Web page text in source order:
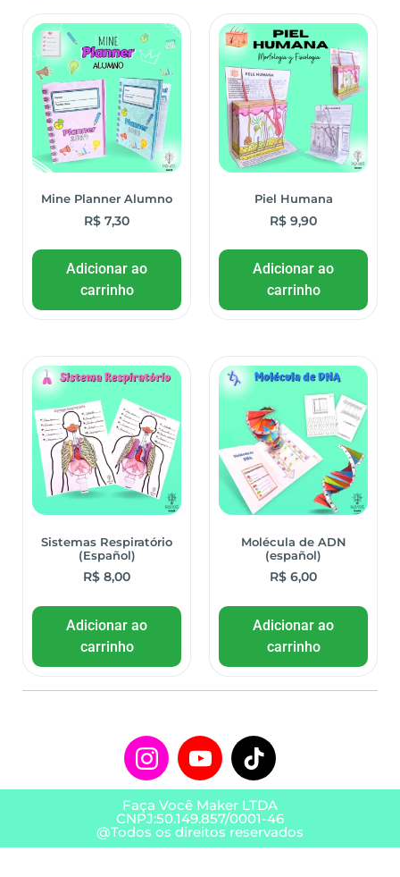
Mine Planner Alumno
R$ 7,30
Adicionar ao
carrinho
Piel Humana
R$ 9,90
Adicionar ao
carrinho
Sistemas Respiratório
(Español)
R$ 8,00
Adicionar ao
carrinho
Molécula de ADN
(español)
R$ 6,00
Adicionar ao
carrinho
Faça Você Maker LTDA
CNPJ:50.149.857/0001-46
@Todos os direitos reservados